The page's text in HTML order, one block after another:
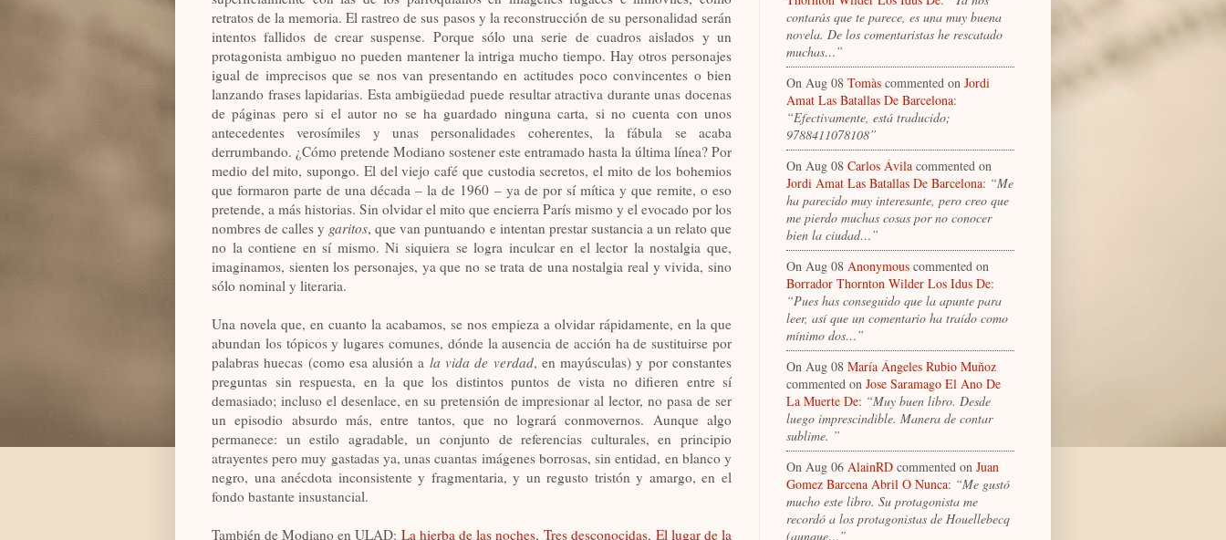
retratos de la memoria. El rastreo de sus pasos y la reconstrucción de su personalidad serán
intentos fallidos de crear suspense. Porque sólo una serie de cuadros aislados y un
protagonista ambiguo no pueden mantener la intriga mucho tiempo. Hay otros personajes
igual de imprecisos que se nos van presentando en actitudes poco convincentes o bien
lanzando frases lapidarias. Esta ambigüedad puede resultar atractiva durante unas docenas
de páginas pero si el autor no se ha guardado ninguna carta, si no cuenta con unos
antecedentes verosímiles y unas personalidades coherentes, la fábula se acaba
derrumbando. ¿Cómo pretende Modiano sostener este entramado hasta la última línea? Por
medio del mito, supongo. El del viejo café que custodia secretos, el mito de los bohemios
que formaron parte de una década – la de 1960 – ya de por sí mítica y que remite, o eso
pretende, a más historias. Sin olvidar el mito que encierra París mismo y el evocado por los
nombres de calles y garitos, que van puntuando e intentan prestar sustancia a un relato que
no la contiene en sí mismo. Ni siquiera se logra inculcar en el lector la nostalgia que,
imaginamos, sienten los personajes, ya que no se trata de una nostalgia real y vivida, sino
sólo nominal y literaria.
Una novela que, en cuanto la acabamos, se nos empieza a olvidar rápidamente, en la que
abundan los tópicos y lugares comunes, dónde la ausencia de acción ha de sustituirse por
palabras huecas (como esa alusión a la vida de verdad, en mayúsculas) y por constantes
preguntas sin respuesta, en la que los distintos puntos de vista no difieren entre sí
demasiado; incluso el desenlace, en su pretensión de impresionar al lector, no pasa de ser
un episodio absurdo más, entre tantos, que no logrará conmovernos. Aunque algo
permanece: un estilo agradable, un conjunto de referencias culturales, en principio
atrayentes pero muy gastadas ya, unas cuantas imágenes borrosas, sin entidad, en blanco y
negro, una anécdota inconsistente y fragmentaria, y un regusto tristón y amargo, en el
fondo bastante insustancial.
También de Modiano en ULAD: La hierba de las noches, Tres desconocidas, El lugar de la
contarás que te parece, es una muy buena
novela. De los comentaristas he rescatado
muchas…”
On Aug 08 Tomàs commented on Jordi
Amat Las Batallas De Barcelona:
“Efectivamente, está traducido;
9788411078108”
On Aug 08 Carlos Ávila commented on
Jordi Amat Las Batallas De Barcelona: “Me
ha parecido muy interesante, pero creo que
me pierdo muchas cosas por no conocer
bien la ciudad…”
On Aug 08 Anonymous commented on
Borrador Thornton Wilder Los Idus De:
“Pues has conseguido que la apunte para
leer, así que un comentario ha traído como
mínimo dos…”
On Aug 08 María Ángeles Rubio Muñoz
commented on Jose Saramago El Ano De
La Muerte De: “Muy buen libro. Desde
luego imprescindible. Manera de contar
sublime. ”
On Aug 06 AlainRD commented on Juan
Gomez Barcena Abril O Nunca: “Me gustó
mucho este libro. Su protagonista me
recordó a los protagonistas de Houellebecq
(aunque…”